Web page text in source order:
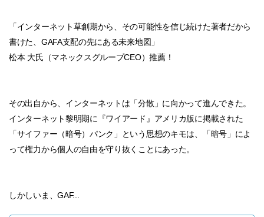
「インターネット草創期から、その可能性を信じ続けた著者だから
書けた、GAFA支配の先にある未来地図」
松本 大氏（マネックスグループCEO）推薦！
その出自から、インターネットは「分散」に向かって進んできた。
インターネット黎明期に『ワイアード』アメリカ版に掲載された
「サイファー（暗号）パンク」という思想のキモは、「暗号」によ
って権力から個人の自由を守り抜くことにあった。
しかしいま、GAF...